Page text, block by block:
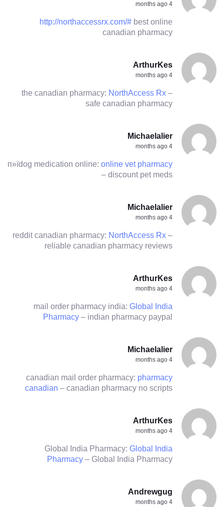
4 months ago
http://northaccessrx.com/# best online
canadian pharmacy
ArthurKes
4 months ago
the canadian pharmacy: NorthAccess Rx –
safe canadian pharmacy
Michaelalier
4 months ago
п»їdog medication online: online vet pharmacy
– discount pet meds
Michaelalier
4 months ago
reddit canadian pharmacy: NorthAccess Rx –
reliable canadian pharmacy reviews
ArthurKes
4 months ago
mail order pharmacy india: Global India
Pharmacy – indian pharmacy paypal
Michaelalier
4 months ago
canadian mail order pharmacy: pharmacy
canadian – canadian pharmacy no scripts
ArthurKes
4 months ago
Global India Pharmacy: Global India
Pharmacy – Global India Pharmacy
Andrewgug
4 months ago